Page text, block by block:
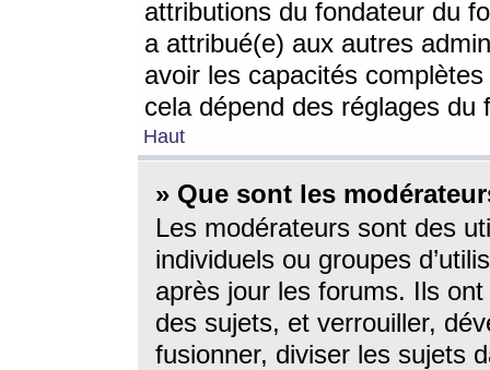
attributions du fondateur du
a attribué(e) aux autres
avoir les capacités
cela dépend des réglages du
Haut
» Que sont les
Les modérateurs sont des
individuels ou groupes
après jour les forums. Ils ont
des sujets, et verrouiller,
fusionner, diviser les sujets